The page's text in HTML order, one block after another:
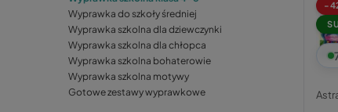
Wyprawka do szkoły średniej
Wyprawka szkolna dla dziewczynki
Wyprawka szkolna dla chłopca
Wyprawka szkolna bohaterowie
Wyprawka szkolna motywy
Gotowe zestawy wyprawkowe
-